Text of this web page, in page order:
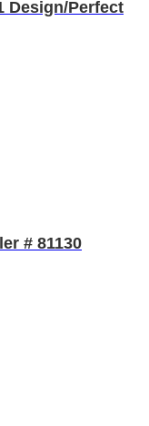
Design/Perfect
# 81130